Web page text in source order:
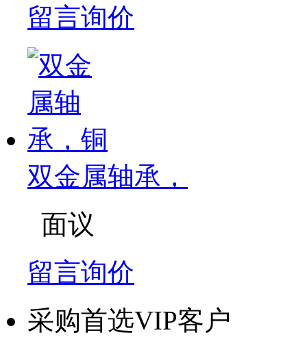
留言询价
双金属轴承，
面议
留言询价
采购首选VIP客户